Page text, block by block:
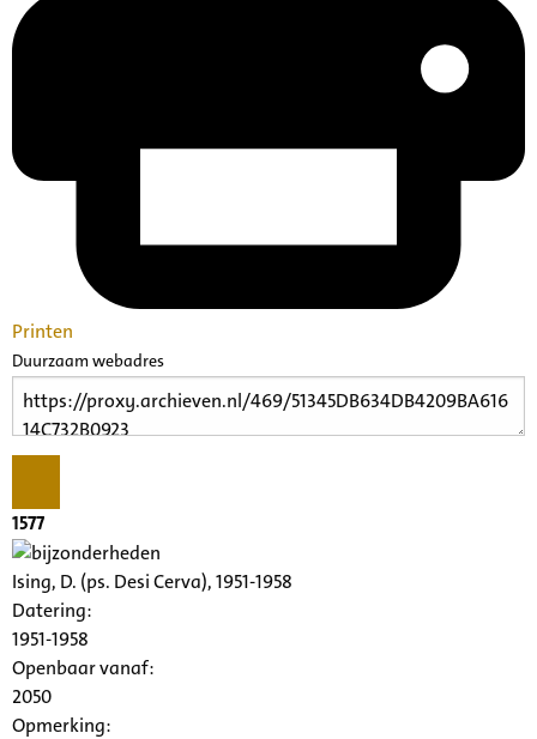
Printen
Duurzaam webadres
1577
Ising, D. (ps. Desi Cerva), 1951-1958
Datering:
1951-1958
Openbaar vanaf:
2050
Opmerking: